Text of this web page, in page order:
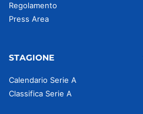
Regolamento
Press Area
STAGIONE
Calendario Serie A
Classifica Serie A